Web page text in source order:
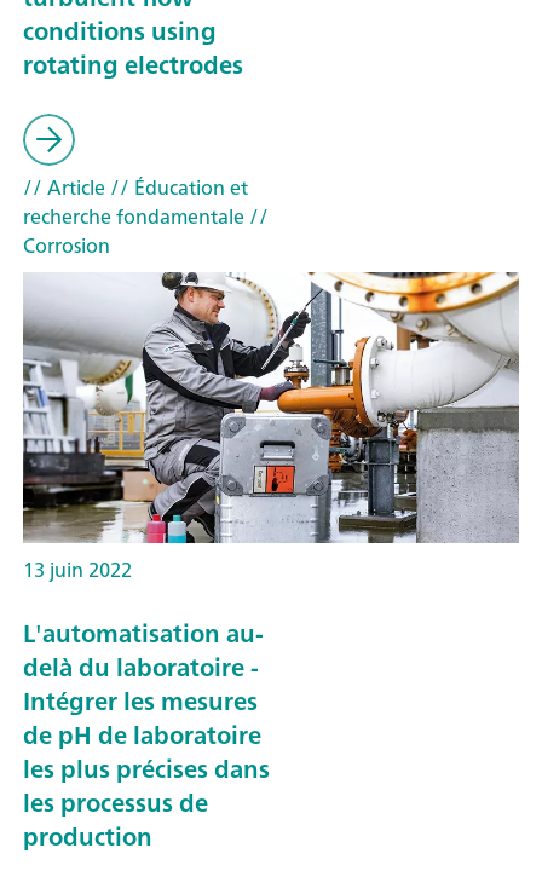
conditions using
rotating electrodes
// Article// Éducation et
recherche fondamentale//
Corrosion
13 juin 2022
L'automatisation au-
delà du laboratoire -
Intégrer les mesures
de pH de laboratoire
les plus précises dans
les processus de
production